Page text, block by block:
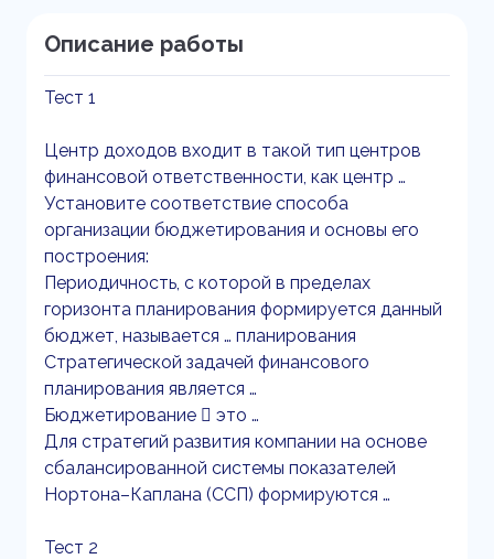
Описание работы
Тест 1
Центр доходов входит в такой тип центров
финансовой ответственности, как центр …
Установите соответствие способа
организации бюджетирования и основы его
построения:
Периодичность, с которой в пределах
горизонта планирования формируется данный
бюджет, называется … планирования
Стратегической задачей финансового
планирования является …
Бюджетирование  это …
Для стратегий развития компании на основе
сбалансированной системы показателей
Нортона–Каплана (ССП) формируются …
Тест 2